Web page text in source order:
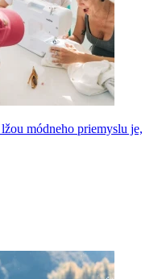
módneho priemyslu je,